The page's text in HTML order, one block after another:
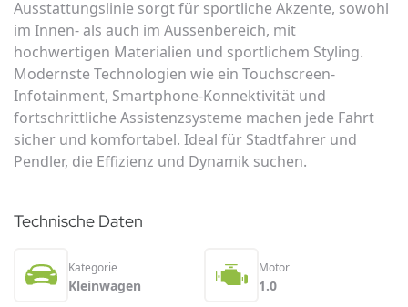
Ausstattungslinie sorgt für sportliche Akzente, sowohl
im Innen- als auch im Aussenbereich, mit
hochwertigen Materialien und sportlichem Styling.
Modernste Technologien wie ein Touchscreen-
Infotainment, Smartphone-Konnektivität und
fortschrittliche Assistenzsysteme machen jede Fahrt
sicher und komfortabel. Ideal für Stadtfahrer und
Pendler, die Effizienz und Dynamik suchen.
Technische Daten
Kategorie
Kleinwagen
Motor
1.0